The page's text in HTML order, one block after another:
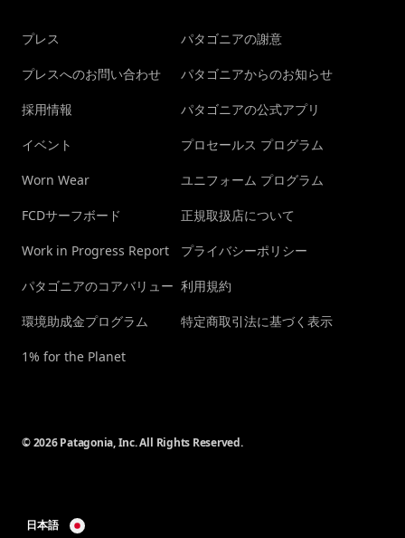
プレス
プレスへのお問い合わせ
採用情報
イベント
Worn Wear
FCDサーフボード
Work in Progress Report
パタゴニアのコアバリュー
環境助成金プログラム
1% for the Planet
パタゴニアの謝意
パタゴニアからのお知らせ
パタゴニアの公式アプリ
プロセールス プログラム
ユニフォーム プログラム
正規取扱店について
プライバシーポリシー
利用規約
特定商取引法に基づく表示
© 2026 Patagonia, Inc. All Rights Reserved.
日本語